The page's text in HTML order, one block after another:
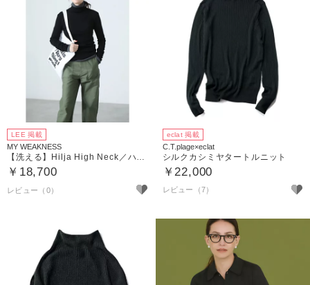
LEE 掲載
MY WEAKNESS
【洗える】Hilja High Neck／ハイネックニット
￥18,700
eclat 掲載
C.T.plage×eclat
シルクカシミヤタートルニット
￥22,000
レビュー（7）